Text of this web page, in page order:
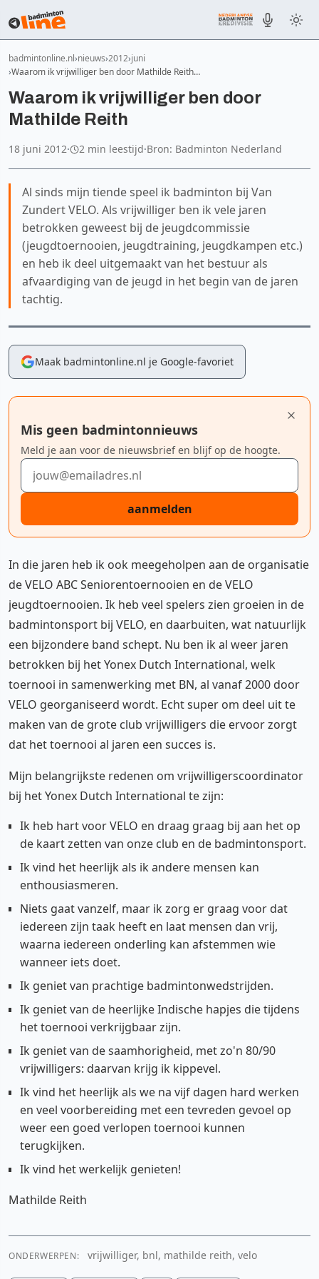
badmintonline.nl nieuws 2012 juni
Waarom ik vrijwilliger ben door Mathilde Reith…
Waarom ik vrijwilliger ben door
Mathilde Reith
18 juni 2012· 2 min leestijd·Bron: Badminton Nederland
Al sinds mijn tiende speel ik badminton bij Van
Zundert VELO. Als vrijwilliger ben ik vele jaren
betrokken geweest bij de jeugdcommissie
(jeugdtoernooien, jeugdtraining, jeugdkampen etc.)
en heb ik deel uitgemaakt van het bestuur als
afvaardiging van de jeugd in het begin van de jaren
tachtig.
Maak badmintonline.nl je Google-favoriet
Mis geen badmintonnieuws
Meld je aan voor de nieuwsbrief en blijf op de hoogte.
E-mailadres
aanmelden
In die jaren heb ik ook meegeholpen aan de organisatie
de VELO ABC Seniorentoernooien en de VELO
jeugdtoernooien. Ik heb veel spelers zien groeien in de
badmintonsport bij VELO, en daarbuiten, wat natuurlijk
een bijzondere band schept. Nu ben ik al weer jaren
betrokken bij het Yonex Dutch International, welk
toernooi in samenwerking met BN, al vanaf 2000 door
VELO georganiseerd wordt. Echt super om deel uit te
maken van de grote club vrijwilligers die ervoor zorgt
dat het toernooi al jaren een succes is.
Mijn belangrijkste redenen om vrijwilligerscoordinator
bij het Yonex Dutch International te zijn:
Ik heb hart voor VELO en draag graag bij aan het op
de kaart zetten van onze club en de badmintonsport.
Ik vind het heerlijk als ik andere mensen kan
enthousiasmeren.
Niets gaat vanzelf, maar ik zorg er graag voor dat
iedereen zijn taak heeft en laat mensen dan vrij,
waarna iedereen onderling kan afstemmen wie
wanneer iets doet.
Ik geniet van prachtige badmintonwedstrijden.
Ik geniet van de heerlijke Indische hapjes die tijdens
het toernooi verkrijgbaar zijn.
Ik geniet van de saamhorigheid, met zo'n 80/90
vrijwilligers: daarvan krijg ik kippevel.
Ik vind het heerlijk als we na vijf dagen hard werken
en veel voorbereiding met een tevreden gevoel op
weer een goed verlopen toernooi kunnen
terugkijken.
Ik vind het werkelijk genieten!
Mathilde Reith
ONDERWERPEN: vrijwilliger, bnl, mathilde reith, velo